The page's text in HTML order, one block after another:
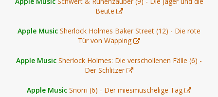
Beute
Apple Music Sherlock Holmes Baker Street (12) - Die rote
Tür von Wapping
Apple Music Sherlock Holmes: Die verschollenen Fälle (6) -
Der Schlitzer
Apple Music Snorri (6) - Der miesmuschelige Tag